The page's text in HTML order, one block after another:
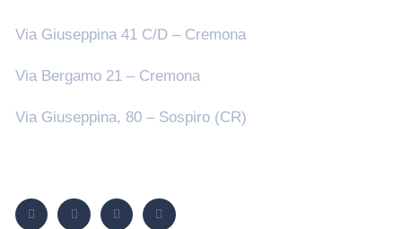
Via Giuseppina 41 C/D – Cremona
Via Bergamo 21 – Cremona
Via Giuseppina, 80 – Sospiro (CR)